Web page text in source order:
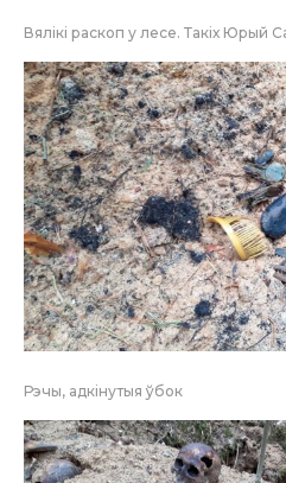
Вялікі раскоп у лесе. Такіх Юрый
Рэчы, адкінутыя ўбок